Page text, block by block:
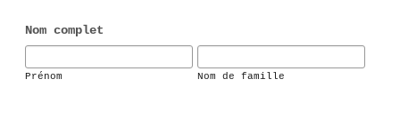
Nom complet
Prénom Nom de famille